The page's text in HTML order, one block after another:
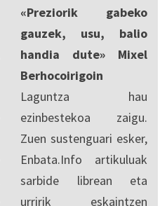
«Preziorik gabeko
gauzek, usu, balio
handia dute» Mixel
Berhocoirigoin
Laguntza hau
ezinbestekoa zaigu.
Zuen sustenguari esker,
Enbata.Info artikuluak
sarbide librean eta
urririk eskaintzen